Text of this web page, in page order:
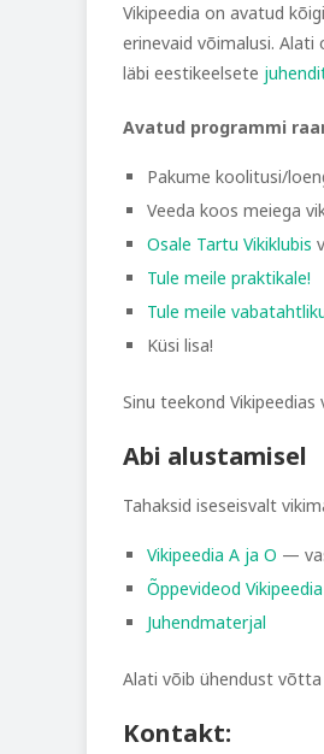
Vikipeedia on avatud
erinevaid võimalusi.
läbi eestikeelsete
Avatud programmi
Pakume koolitusi/
Veeda koos meiega
Osale Tartu Vikiklubis
Tule meile praktikale!
Tule meile
Küsi lisa!
Sinu teekond
Abi alustamisel
Tahaksid iseseisvalt
Vikipeedia A ja O —
Õppevideod
Juhendmaterjal
Alati võib ühendust
Kontakt: